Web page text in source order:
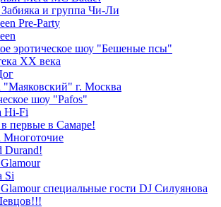
и группа Чи-Ли
Pre-Party
эротическое шоу "Бешеные псы"
ХХ века
"Маяковский" г. Москва
шоу "Pafos"
Hi-Fi
первые в Самаре!
Многоточие
Durand!
Si
специальные гости DJ Силуянова